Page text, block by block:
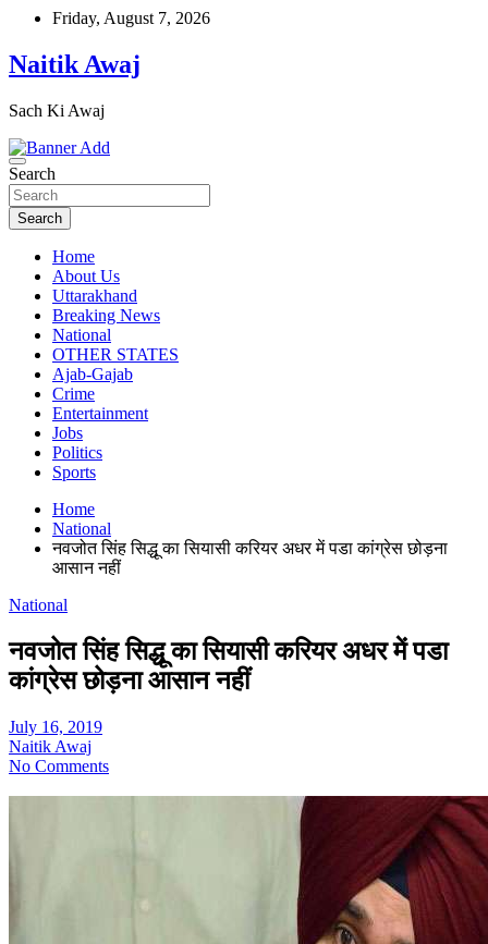
Skip
content
Friday, August 7, 2026
Naitik Awaj
Sach Ki Awaj
Search
Search
Home
About Us
Uttarakhand
Breaking News
National
OTHER STATES
Ajab-Gajab
Crime
Entertainment
Jobs
Politics
Sports
Home
National
नवजोत सिंह सिद्धू का सियासी करियर अधर में पडा कांग्रेस छोड़ना
आसान नहीं
National
नवजोत सिंह सिद्धू का सियासी करियर अधर में पडा
कांग्रेस छोड़ना आसान नहीं
July 16, 2019
Naitik Awaj
No Comments